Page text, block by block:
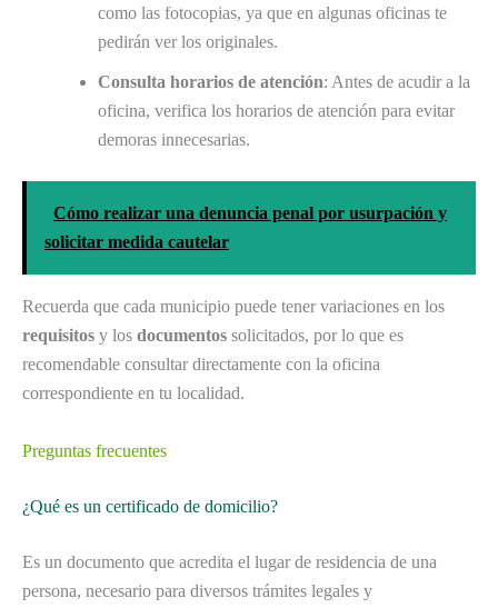
como las fotocopias, ya que en algunas oficinas te
pedirán ver los originales.
Consulta horarios de atención: Antes de acudir a la
oficina, verifica los horarios de atención para evitar
demoras innecesarias.
Cómo realizar una denuncia penal por usurpación y
solicitar medida cautelar
Recuerda que cada municipio puede tener variaciones en los
requisitos y los documentos solicitados, por lo que es
recomendable consultar directamente con la oficina
correspondiente en tu localidad.
Preguntas frecuentes
¿Qué es un certificado de domicilio?
Es un documento que acredita el lugar de residencia de una
persona, necesario para diversos trámites legales y